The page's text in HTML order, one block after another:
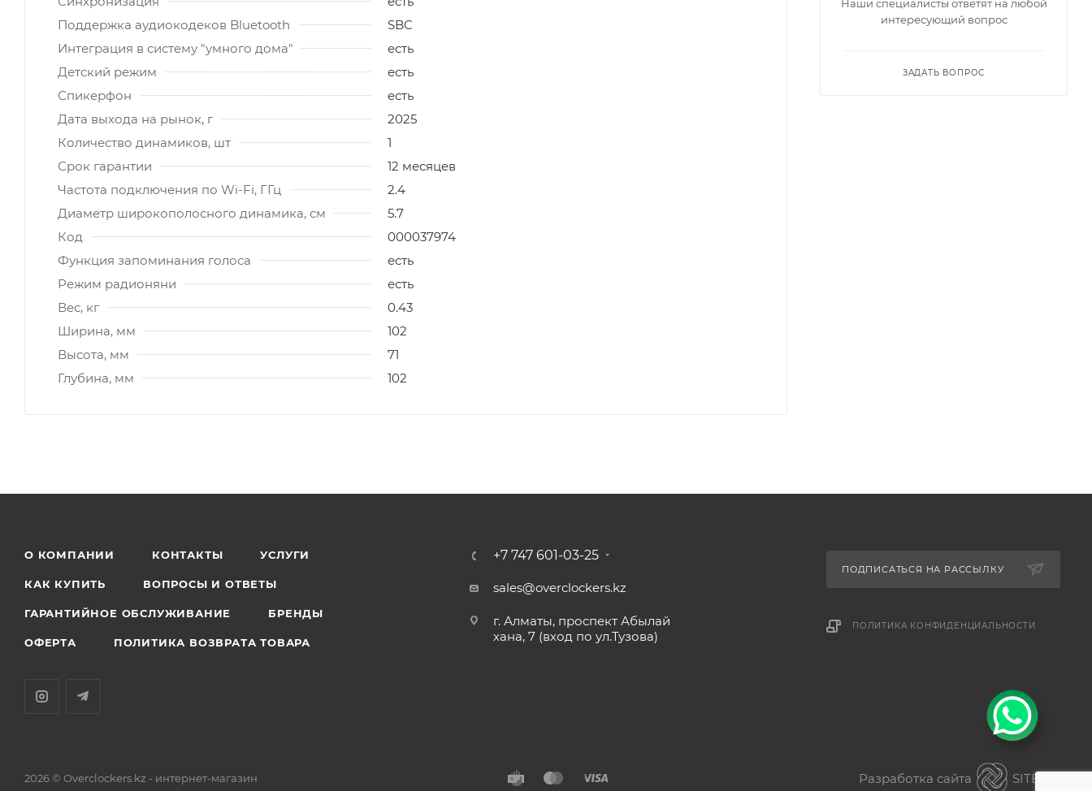
Поддержка аудиокодеков Bluetooth
SBC
Интеграция в систему "умного дома"
есть
Детский режим
есть
Спикерфон
есть
Дата выхода на рынок, г
2025
Количество динамиков, шт
1
Срок гарантии
12 месяцев
Частота подключения по Wi-Fi, ГГц
2.4
Диаметр широкополосного динамика, см
5.7
Код
000037974
Функция запоминания голоса
есть
Режим радионяни
есть
Вес, кг
0.43
Ширина, мм
102
Высота, мм
71
Глубина, мм
102
Наши специалисты ответят на любой
интересующий вопрос
ЗАДАТЬ ВОПРОС
О КОМПАНИИ КОНТАКТЫ УСЛУГИ
КАК КУПИТЬ ВОПРОСЫ И ОТВЕТЫ
ГАРАНТИЙНОЕ ОБСЛУЖИВАНИЕ БРЕНДЫ
ОФЕРТА ПОЛИТИКА ВОЗВРАТА ТОВАРА
+7 747 601-03-25
sales@overclockers.kz
г. Алматы, проспект Абылай
хана, 7 (вход по ул.Тузова)
ПОДПИСАТЬСЯ НА РАССЫЛКУ
ПОЛИТИКА КОНФИДЕНЦИАЛЬНОСТИ
2026 © Overclockers.kz - интернет-магазин Разработка сайта SITER.KZ